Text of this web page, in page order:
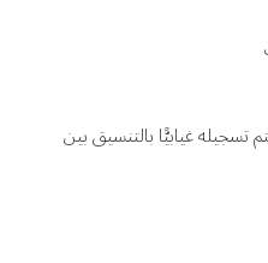
غيابيًّا بالتنسيق بين